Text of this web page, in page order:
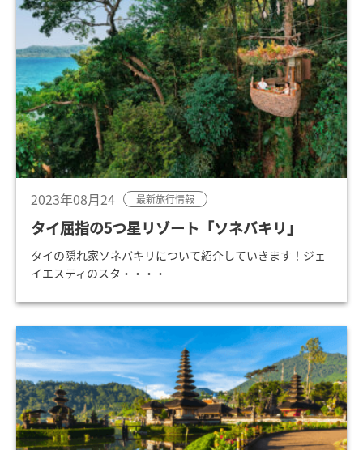
2023年08月24 最新旅行情報
タイ屈指の5つ星リゾート「ソネバキリ」
タイの隠れ家ソネバキリについて紹介していきます！ジェ
イエスティのスタ・・・・